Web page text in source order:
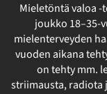
Mieletöntä valoa
joukko 18–35-
mielenterveyden
vuoden aikana
on tehty mm.
striimausta, radiota